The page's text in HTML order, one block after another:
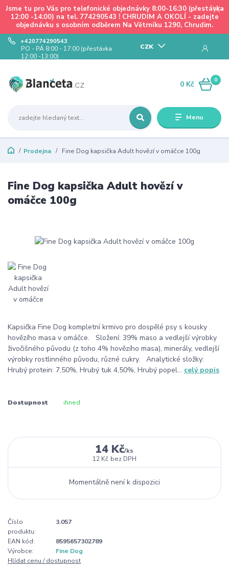
Jsme tu pro Vás pro telefonické objednávky 8:00-16:30 (přestávka
12:00 -14:00) na tel. 774290543 ! CHRUDIM A OKOLÍ - zadejte
objednávku s osobním odběrem Na Větrníku 1290, Chrudim.
Menu
CZK
+420774290543
PO - PÁ 8:00 - 17:00 (přestávka
12:00 -13:00)
0
0 Kč
Prodejna Fine Dog kapsička Adult hovězí v omáčce 100g
Fine Dog kapsička Adult hovězí v
omáčce 100g
Kapsička Fine Dog kompletní krmivo pro dospělé psy s kousky
hovězího masa v omáčce. Složení: 39% maso a vedlejší výrobky
živočišného původu (z toho 4% hovězího masa), minerály, vedlejší
výrobky rostlinného původu, různé cukry. Analytické složky:
Hrubý protein: 7,50%, Hrubý tuk 4,50%, Hrubý popel... celý popis
Dostupnost ihned
14 Kč/ks
12 Kč bez DPH
Momentálně není k dispozici
Číslo
produktu:
3.057
EAN kód:
8595657302789
Výrobce:
Fine Dog
Hlídat cenu / dostupnost